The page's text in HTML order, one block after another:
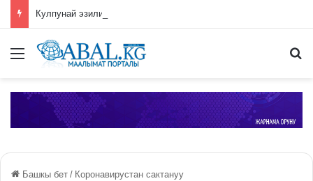
Меню
Башкы бет / Коронавирустан сактануу